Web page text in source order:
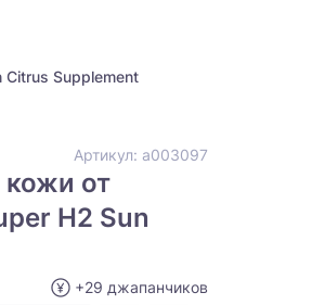
Supplement
Артикул: а003097
от
H2 Sun
+29 джапанчиков